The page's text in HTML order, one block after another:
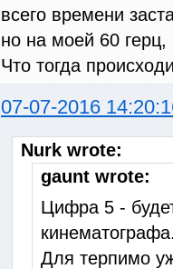
всего времени
но на моей 60 герц,
Что тогда
07-07-2016
Nurk wrote:
gaunt wrote:
Цифра 5 -
Для терпимо